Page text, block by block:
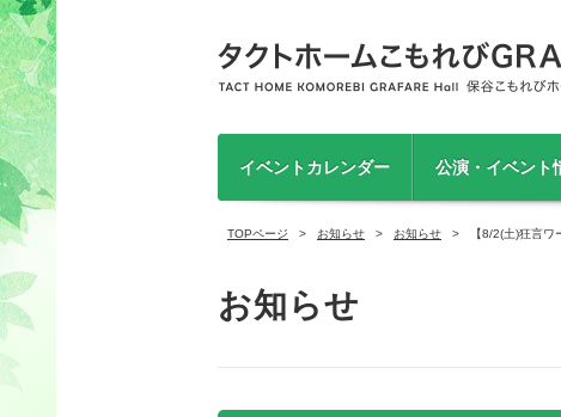
イベントカレンダー 公演・イベント
TOPページ お知らせ お知らせ 【8/2(土)狂言
お知らせ